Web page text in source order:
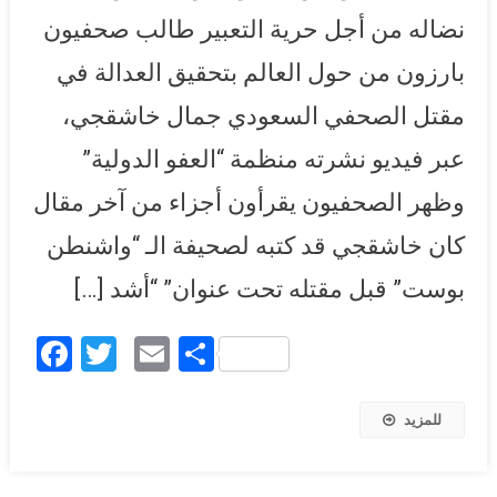
نضاله من أجل حرية التعبير طالب صحفيون
بارزون من حول العالم بتحقيق العدالة في
مقتل الصحفي السعودي جمال خاشقجي،
عبر فيديو نشرته منظمة “العفو الدولية”
وظهر الصحفيون يقرأون أجزاء من آخر مقال
كان خاشقجي قد كتبه لصحيفة الـ “واشنطن
بوست” قبل مقتله تحت عنوان” “أشد […]
Facebook
Twitter
EmailShare
للمزيد